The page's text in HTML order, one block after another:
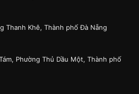
Thanh Khê, Thành phố Đà Nẵng
Phường Thủ Dầu Một, Thành phố